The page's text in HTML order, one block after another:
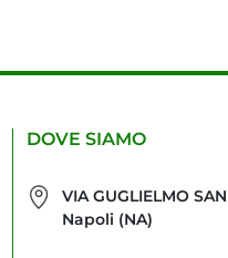
DOVE SIAMO
VIA GUGLIELMO
Napoli (NA)